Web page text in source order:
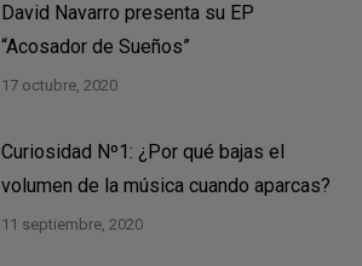
David Navarro presenta su EP
“Acosador de Sueños”
17 octubre, 2020
Curiosidad Nº1: ¿Por qué bajas el
volumen de la música cuando aparcas?
11 septiembre, 2020